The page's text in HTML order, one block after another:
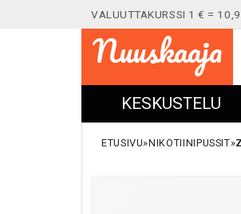
VALUUTTAKURSSI 1 € =
Nuuskaaja
KESKUSTELU
ETUSIVU NIKOTIINIPUSSIT